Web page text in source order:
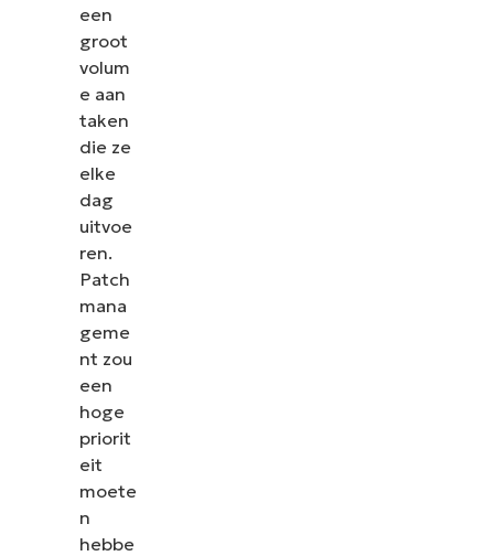
een
groot
volum
e aan
taken
die ze
elke
dag
uitvoe
ren.
Patch
mana
geme
nt zou
een
hoge
priorit
eit
moete
n
hebbe
name*